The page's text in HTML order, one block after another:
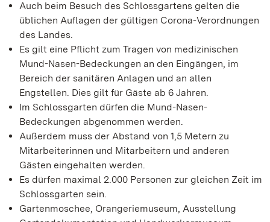
Auch beim Besuch des Schlossgartens gelten die
üblichen Auflagen der gültigen Corona-Verordnungen
des Landes.
Es gilt eine Pflicht zum Tragen von medizinischen
Mund-Nasen-Bedeckungen an den Eingängen, im
Bereich der sanitären Anlagen und an allen
Engstellen. Dies gilt für Gäste ab 6 Jahren.
Im Schlossgarten dürfen die Mund-Nasen-
Bedeckungen abgenommen werden.
Außerdem muss der Abstand von 1,5 Metern zu
Mitarbeiterinnen und Mitarbeitern und anderen
Gästen eingehalten werden.
Es dürfen maximal 2.000 Personen zur gleichen Zeit im
Schlossgarten sein.
Gartenmoschee, Orangeriemuseum, Ausstellung